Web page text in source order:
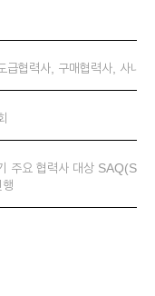
급협력사, 구매협력사, 사내
주요 협력사 대상